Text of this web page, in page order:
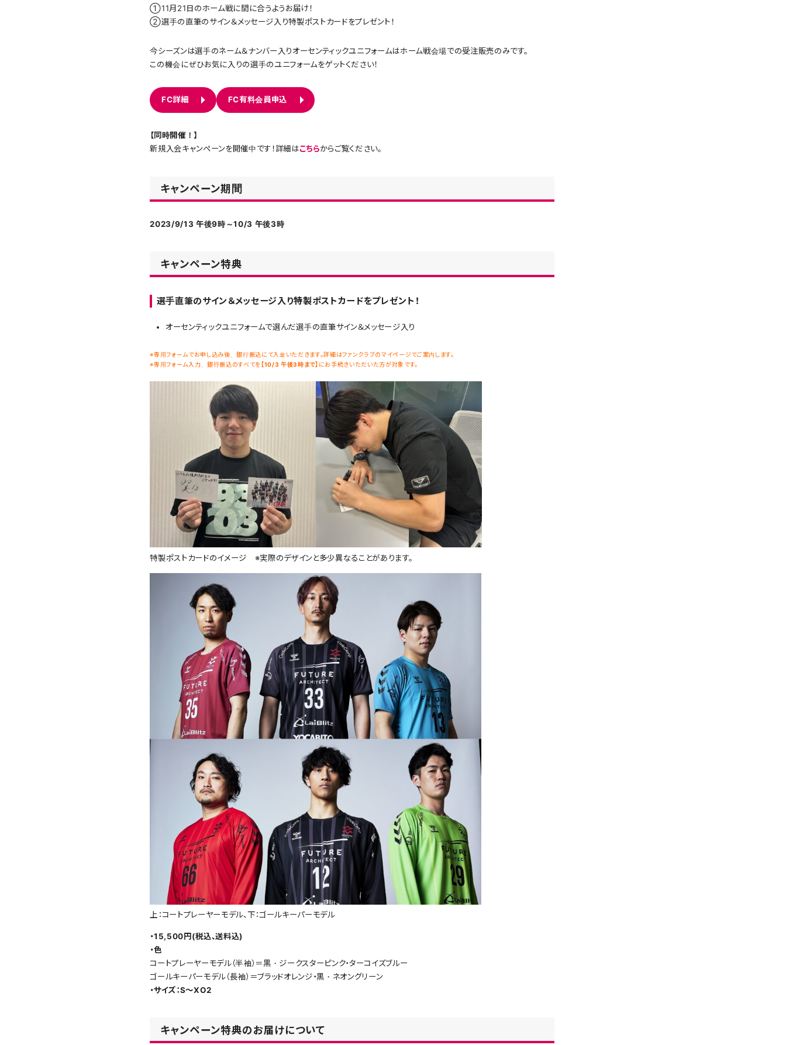
①11月21日のホーム戦に間に合うようお届け！
②選手の直筆のサイン＆メッセージ入り特製ポストカードをプレゼント！
今シーズンは選手のネーム＆ナンバー入りオーセンティックユニフォームはホーム戦会場での受注販売のみです。
この機会にぜひお気に入りの選手のユニフォームをゲットください！
FC詳細 FC有料会員申込
【同時開催！】
新規入会キャンペーンを開催中です！詳細はこちらからご覧ください。
キャンペーン期間
2023/9/13 午後9時～10/3 午後3時
キャンペーン特典
選手直筆のサイン＆メッセージ入り特製ポストカードをプレゼント！
オーセンティックユニフォームで選んだ選手の直筆サイン＆メッセージ入り
※専用フォームでお申し込み後、銀行振込にて入金いただきます。詳細はファンクラブのマイページでご案内します。
※専用フォーム入力、銀行振込のすべてを 【10/3 午後3時まで】 にお手続きいただいた方が対象です。
特製ポストカードのイメージ ※実際のデザインと多少異なることがあります。
上：コートプレーヤーモデル、下：ゴールキーパーモデル
・15,500円(税込、送料込)
・色
コートプレーヤーモデル（半袖）＝黒・ジークスターピンク・ターコイズブルー
ゴールキーパーモデル（長袖）＝ブラッドオレンジ・黒・ネオングリーン
・サイズ：S～XO2
キャンペーン特典のお届けについて